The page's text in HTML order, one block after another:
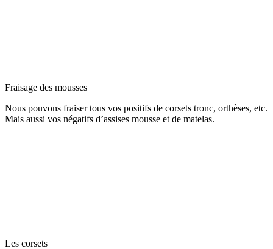
Fraisage des mousses
Nous pouvons fraiser tous vos positifs de corsets tronc, orthèses, etc.
Mais aussi vos négatifs d’assises mousse et de matelas.
Les corsets